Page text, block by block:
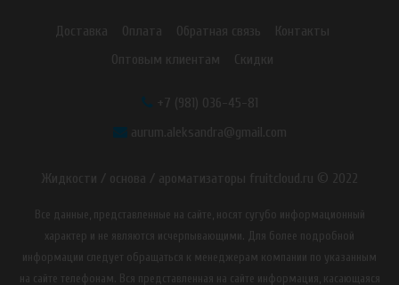
Доставка Оплата Обратная связь
Контакты
Оптовым клиентам
Скидки
+7 (981) 036-45-81
aurum.aleksandra@gmail.com
Жидкости / основа / ароматизаторы fruitcloud.ru © 2022
Все данные, представленные на сайте, носят сугубо информационный
характер и не являются исчерпывающими. Для более подробной
информации следует обращаться к менеджерам компании по указанным
на сайте телефонам. Вся представленная на сайте информация, касающаяся